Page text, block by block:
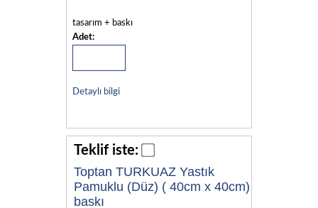
tasarım + baskı
Adet:
Detaylı bilgi
Teklif iste:
Toptan TURKUAZ Yastık
Pamuklu (Düz) ( 40cm x 40cm)
baskı